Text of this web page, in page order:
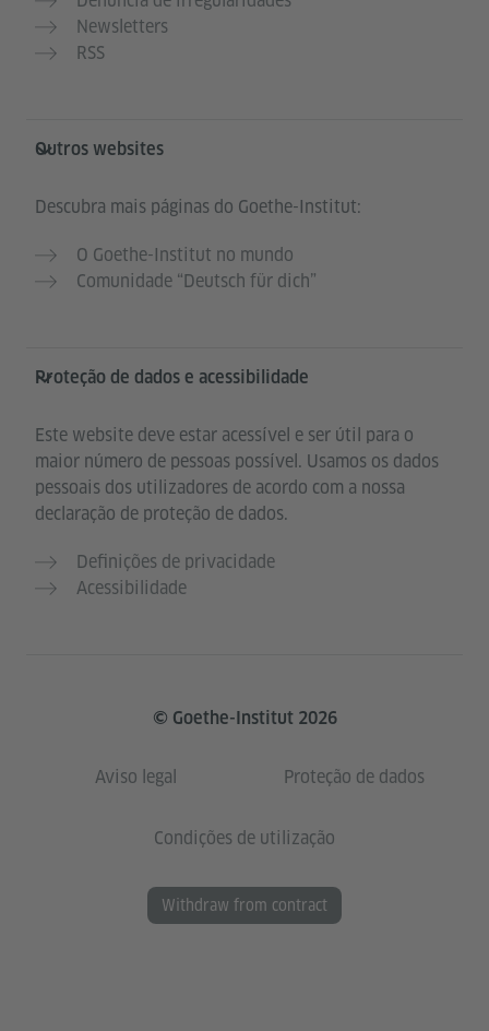
Newsletters
RSS
Outros websites
Descubra mais páginas do Goethe-Institut:
O Goethe-Institut no mundo
Comunidade “Deutsch für dich”
Proteção de dados e acessibilidade
Este website deve estar acessível e ser útil para o
maior número de pessoas possível. Usamos os dados
pessoais dos utilizadores de acordo com a nossa
declaração de proteção de dados.
Definições de privacidade
Acessibilidade
© Goethe-Institut 2026
Aviso legal Proteção de dados
Condições de utilização
Withdraw from contract